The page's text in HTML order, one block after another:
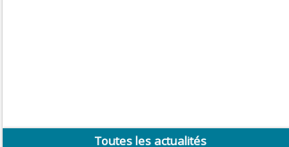
Toutes les actualités